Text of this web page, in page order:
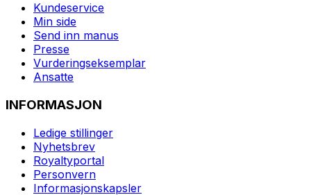
Kundeservice
Min side
Send inn manus
Presse
Vurderingseksemplar
Ansatte
INFORMASJON
Ledige stillinger
Nyhetsbrev
Royaltyportal
Personvern
Informasjonskapsler